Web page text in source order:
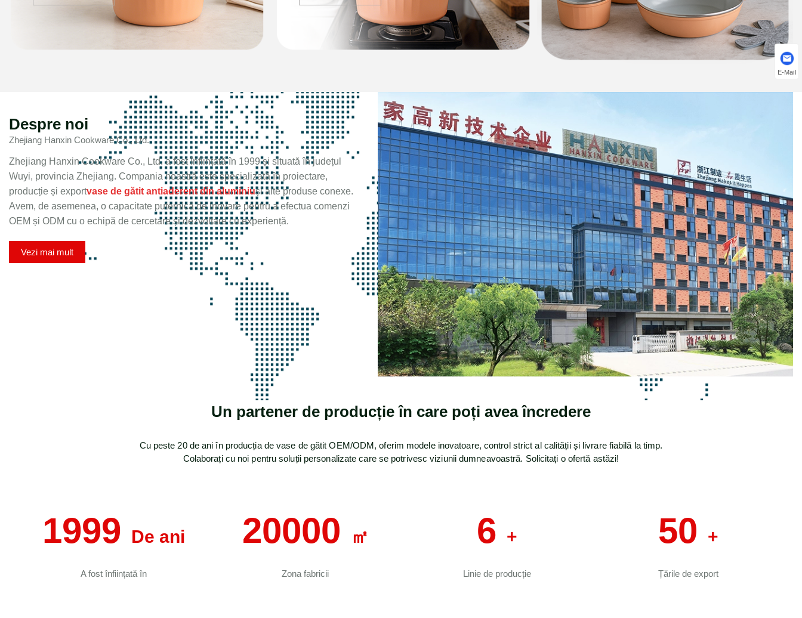
Despre noi
Zhejiang Hanxin Cookware Co., Ltd.
Zhejiang Hanxin Cookware Co., Ltd. a fost înființată în 1999 și situată în județul
Wuyi, provincia Zhejiang. Compania noastră este specializată în proiectare,
producție și exportvase de gătit antiaderent din aluminiuși alte produse conexe.
Avem, de asemenea, o capacitate puternică de inovare pentru a efectua comenzi
OEM și ODM cu o echipă de cercetare și dezvoltare cu experiență.
Vezi mai mult
Un partener de producție în care poți avea încredere
Cu peste 20 de ani în producția de vase de gătit OEM/ODM, oferim modele inovatoare, control strict al calității și livrare fiabilă la timp.
Colaborați cu noi pentru soluții personalizate care se potrivesc viziunii dumneavoastră. Solicitați o ofertă astăzi!
1999 De ani
A fost înființată în
20000 ㎡
Zona fabricii
6 +
Linie de producție
50 +
Țările de export
E-Mail